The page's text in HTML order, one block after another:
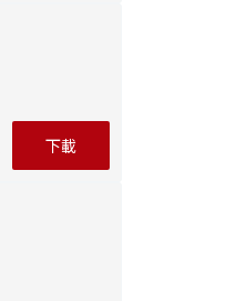
下載